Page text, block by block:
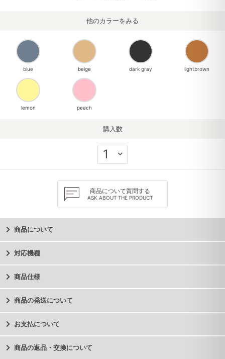
他のカラーをみる
blue beige dark gray lightbrown
lemon peach
購入数
商品について質問する
ASK ABOUT THE PRODUCT
商品について
対応機種
商品仕様
商品の発送について
お支払について
商品の返品・交換について